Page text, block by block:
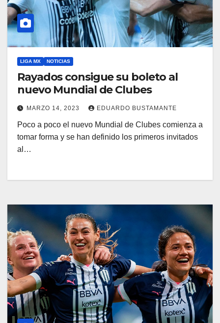
LIGA MX NOTICIAS
Rayados consigue su boleto al
nuevo Mundial de Clubes
MARZO 14, 2023 EDUARDO BUSTAMANTE
Poco a poco el nuevo Mundial de Clubes comienza a
tomar forma y se han definido los primeros invitados
al…